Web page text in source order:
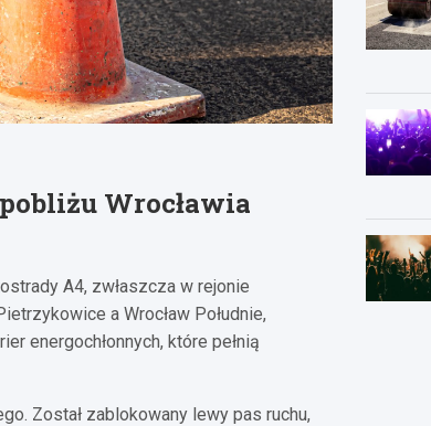
Wrocławia
A4, zwłaszcza w rejonie
a Wrocław Południe,
energochłonnych, które pełnią
Został zablokowany lewy pas ruchu,